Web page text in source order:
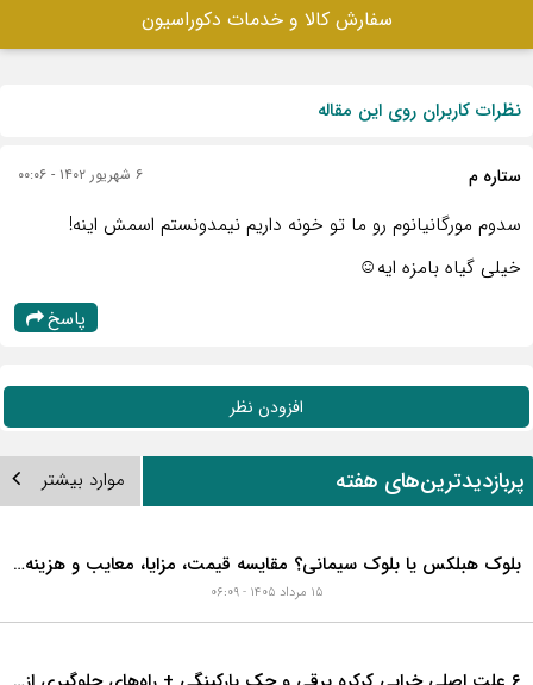
سفارش کالا و خدمات دکوراسیون
نظرات کاربران روی این مقاله
ستاره م
سدوم مورگانیانوم رو ما تو خونه داریم نیمدونستم اسمش اینه!
خیلی گیاه بامزه ایه☺️
پاسخ
افزودن نظر
هفته موارد بیشتر
بلوک هبلکس یا بلوک سیمانی؟ مقایسه قیمت، مزایا، معایب و هزینه واقعی اجرای دیوار
۱۵ مرداد ۱۴۰۵ - ۰۶:۰۹